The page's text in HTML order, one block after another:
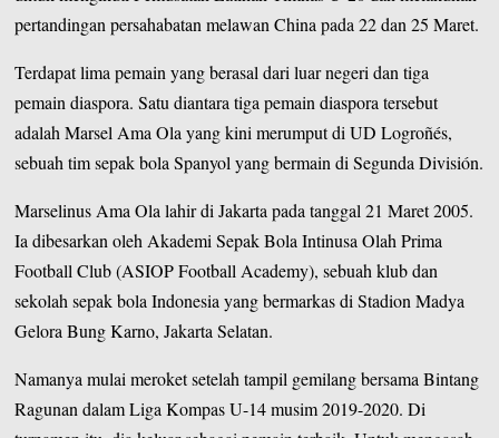
pertandingan persahabatan melawan China pada 22 dan 25 Maret.
Terdapat lima pemain yang berasal dari luar negeri dan tiga
pemain diaspora. Satu diantara tiga pemain diaspora tersebut
adalah Marsel Ama Ola yang kini merumput di UD Logroñés,
sebuah tim sepak bola Spanyol yang bermain di Segunda División.
Marselinus Ama Ola lahir di Jakarta pada tanggal 21 Maret 2005.
Ia dibesarkan oleh Akademi Sepak Bola Intinusa Olah Prima
Football Club (ASIOP Football Academy), sebuah klub dan
sekolah sepak bola Indonesia yang bermarkas di Stadion Madya
Gelora Bung Karno, Jakarta Selatan.
Namanya mulai meroket setelah tampil gemilang bersama Bintang
Ragunan dalam Liga Kompas U-14 musim 2019-2020. Di